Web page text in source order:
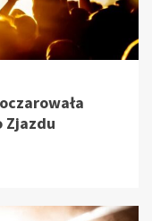
Zjazdu